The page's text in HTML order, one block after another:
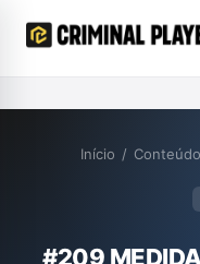
Início /
#209